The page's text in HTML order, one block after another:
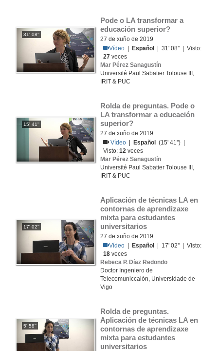
31' 08''
Pode o LA transformar a
educación superior?
27 de xuño de 2019
Vídeo
Español
| 31' 08'' | Visto:
27 veces
Mar Pérez Sanagustín
Université Paul Sabatier Tolouse III,
IRIT & PUC
15' 41''
Rolda de preguntas. Pode o
LA transformar a educación
superior?
27 de xuño de 2019
Vídeo
Español
(15' 41'') |
Visto:12 veces
Mar Pérez Sanagustín
Université Paul Sabatier Tolouse III,
IRIT & PUC
17' 02''
Aplicación de técnicas LA en
contornas de aprendizaxe
mixta para estudantes
universitarios
27 de xuño de 2019
Vídeo
Español
| 17' 02'' | Visto:
18 veces
Rebeca P. Díaz Redondo
Doctor Ingeniero de
Telecomuniccaión, Universidade de
Vigo
5' 58''
Rolda de preguntas.
Aplicación de técnicas LA en
contornas de aprendizaxe
mixta para estudantes
universitarios